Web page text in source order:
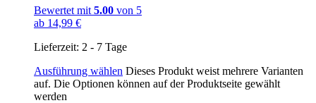
Bewertet mit 5.00 von 5
ab 14,99 €
Lieferzeit: 2 - 7 Tage
Ausführung wählen Dieses Produkt weist mehrere Varianten
auf. Die Optionen können auf der Produktseite gewählt
werden